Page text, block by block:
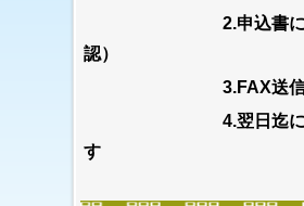
2.申込書にもれなく
認）
3.FAX送信は 申込
4.翌日迄に返事がな
す